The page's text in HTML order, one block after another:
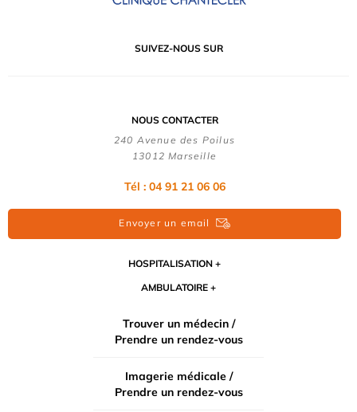
SUIVEZ-NOUS SUR
NOUS CONTACTER
240 Avenue des Poilus
13012 Marseille
Tél : 04 91 21 06 06
Envoyer un email
HOSPITALISATION
AMBULATOIRE
Trouver un médecin /
Prendre un rendez-vous
Imagerie médicale /
Prendre un rendez-vous